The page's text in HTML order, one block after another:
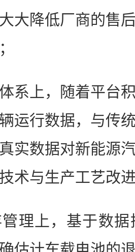
大降低厂商的售
上，随着平台积
运行数据，与传
实数据对新能源
术与生产工艺改
上，基于数据